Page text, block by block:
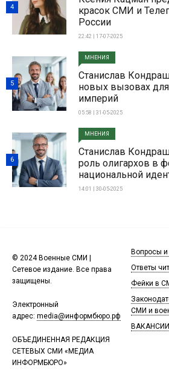
красок СМИ и
России
22:42 | 17-07-2025
4
МНЕНИЯ
Станислав
новых вызовах
империй
05:58 | 31-05-2025
5
МНЕНИЯ
Станислав
роль олигархов в
национальной
14:01 | 30-05-2025
6
© 2024 Военные СМИ |
Сетевое издание. Все права
защищены.
Электронный
адрес: media@информбюро.рф
ОБЪЕДИНЕННАЯ РЕДАКЦИЯ
СЕТЕВЫХ СМИ «МЕДИА
ИНФОРМБЮРО»
Вопросы и
Ответы
Фейки в
СМИ и
ВАКАНСИИ